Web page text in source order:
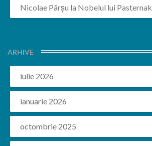
Nicolae Pârșu la Nobelul lui Pasternak
ARHIVE
iulie 2026
ianuarie 2026
octombrie 2025